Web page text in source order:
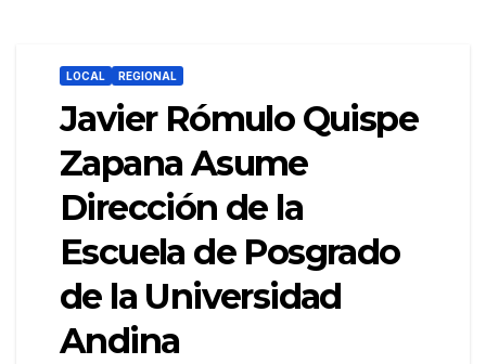
LOCAL REGIONAL
Javier Rómulo Quispe
Zapana Asume
Dirección de la
Escuela de Posgrado
de la Universidad
Andina